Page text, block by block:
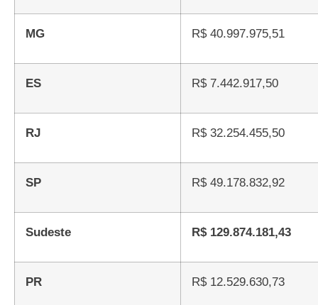
MG R$ 40.997.975,51
ES R$ 7.442.917,50
RJ R$ 32.254.455,50
SP R$ 49.178.832,92
Sudeste R$ 129.874.181,43
PR R$ 12.529.630,73